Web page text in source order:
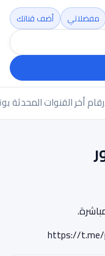
مفضلاتي أضف قناتك
أخر القنوات المحدثة